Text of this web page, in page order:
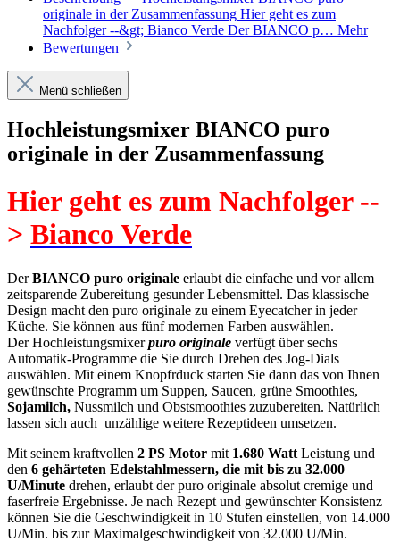
originale in der Zusammenfassung Hier geht es zum
Nachfolger --&gt; Bianco Verde Der BIANCO p… Mehr
Bewertungen
Menü schließen
Hochleistungsmixer BIANCO puro
originale in der Zusammenfassung
Hier geht es zum Nachfolger --
> Bianco Verde
DerBIANCO puro originale erlaubt die einfache und vor allem
zeitsparende Zubereitung gesunder Lebensmittel. Das klassische
Design macht den puro originale zu einem Eyecatcher in jeder
Küche. Sie können aus fünf modernen Farben auswählen.
Der Hochleistungsmixerpuro originale verfügt über sechs
Automatik-Programme die Sie durch Drehen des Jog-Dials
auswählen. Mit einem Knopfrduck starten Sie dann das von Ihnen
gewünschte Programm um Suppen, Saucen, grüne Smoothies,
Sojamilch, Nussmilch und Obstsmoothies zuzubereiten. Natürlich
lassen sich auch unzählige weitere Rezeptideen umsetzen.
Mit seinem kraftvollen 2 PS Motor mit 1.680 Watt Leistung und
den 6 gehärteten Edelstahlmessern, die mit bis zu 32.000
U/Minute drehen, erlaubt der puro originale absolut cremige und
faserfreie Ergebnisse. Je nach Rezept und gewünschter Konsistenz
können Sie die Geschwindigkeit in 10 Stufen einstellen, von 14.000
U/Min. bis zur Maximalgeschwindigkeit von 32.000 U/Min.